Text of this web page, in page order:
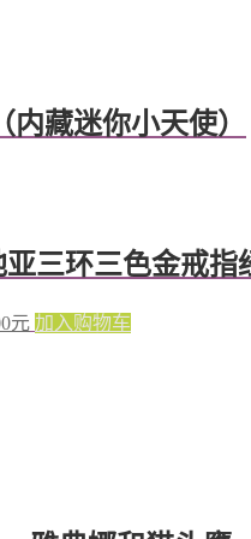
藏迷你小天使）
三环三色金戒指
元 加入购物车